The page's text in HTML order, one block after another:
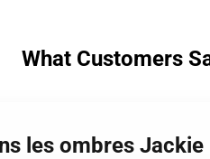
What Customers
les ombres